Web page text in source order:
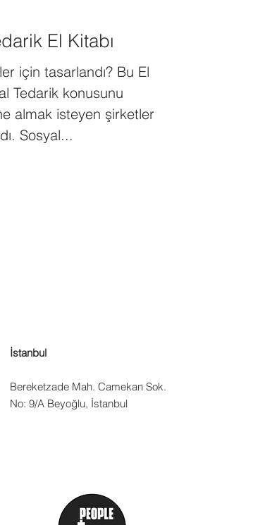
El Kitabı
için tasarlandı? Bu El
Tedarik konusunu
almak isteyen şirketler
Sosyal...
İstanbul
Bereketzade Mah. Camekan Sok.
No: 9/A Beyoğlu, İstanbul